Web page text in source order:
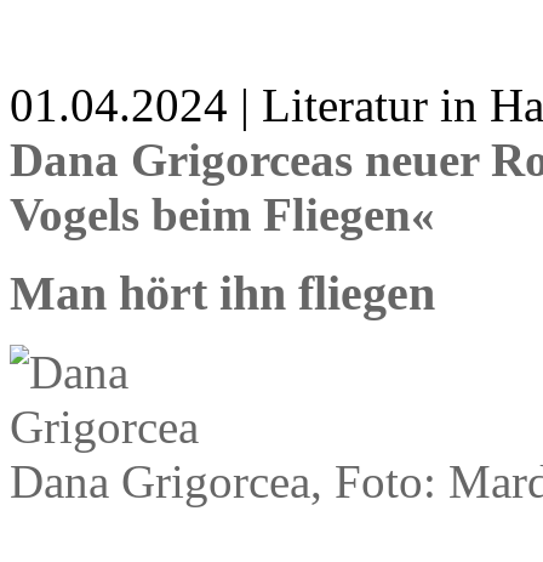
01.04.2024 | Literatur in
Dana Grigorceas neuer
Vogels beim Fliegen«
Man hört ihn fliegen
Dana Grigorcea, Foto: